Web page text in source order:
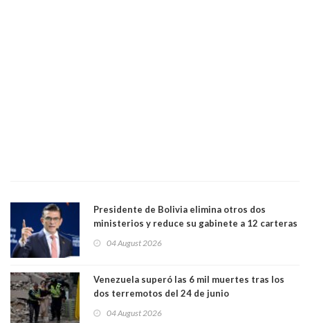
Presidente de Bolivia elimina otros dos
ministerios y reduce su gabinete a 12 carteras
04 August 2026
Venezuela superó las 6 mil muertes tras los
dos terremotos del 24 de junio
04 August 2026